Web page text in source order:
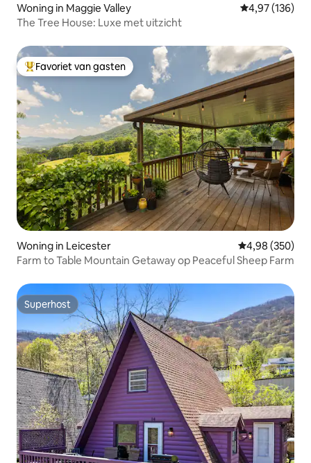
Woning in Maggie Valley Gemiddelde
4,97 (136)
The Tree House: Luxe met uitzicht
Topfavoriet van gasten
Favoriet van gasten
Woning in Leicester Gemiddelde
4,98 (350)
Farm to Table Mountain Getaway op Peaceful Sheep Farm
Superhost
Superhost